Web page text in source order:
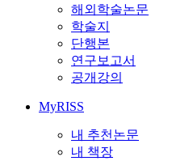
해외학술논문
학술지
단행본
연구보고서
공개강의
MyRISS
내 추천논문
내 책장